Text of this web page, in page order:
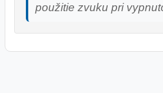
použitie zvuku pri